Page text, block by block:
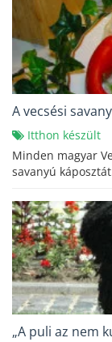
A vecsési
Itthon készült
Minden magyar
savanyú
„A puli az nem